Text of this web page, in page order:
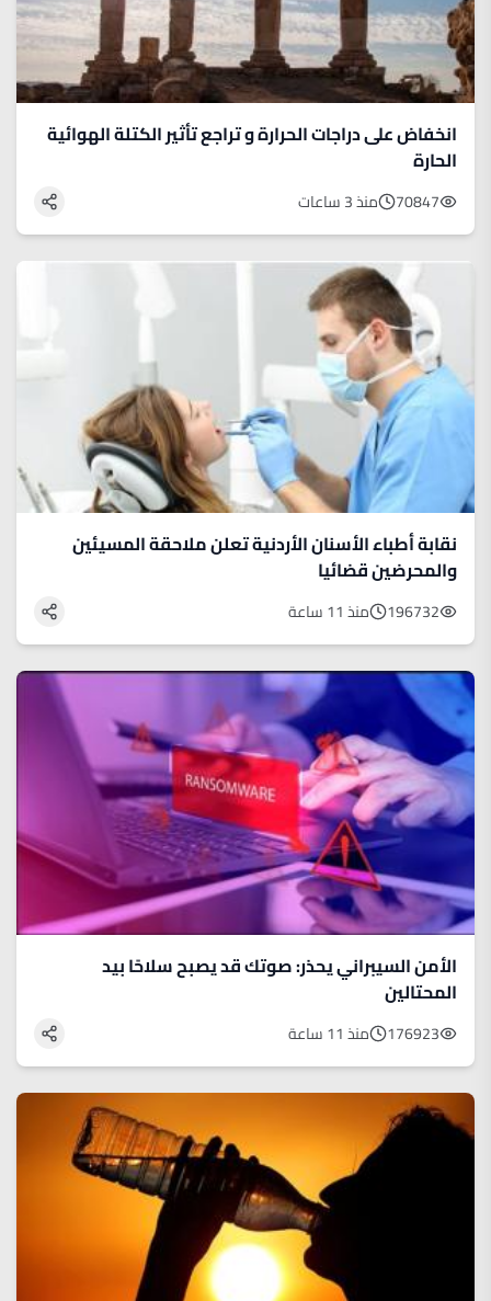
انخفاض على دراجات الحرارة و تراجع تأثير الكتلة الهوائية
الحارة
70847 منذ 3 ساعات
نقابة أطباء الأسنان الأردنية تعلن ملاحقة المسيئين
والمحرضين قضائيا
196732 منذ 11 ساعة
الأمن السيبراني يحذر: صوتك قد يصبح سلاحًا بيد
المحتالين
176923 منذ 11 ساعة